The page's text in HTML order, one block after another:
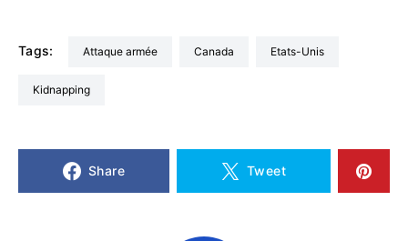
Tags: attaque armée Canada Etats-Unis
Kidnapping
Share Tweet